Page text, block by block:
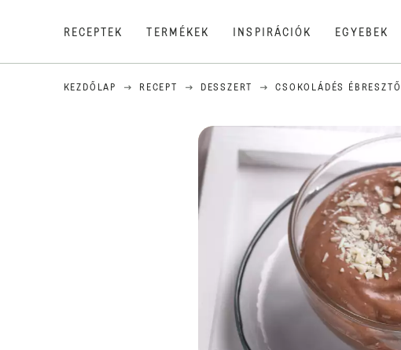
RECEPTEK TERMÉKEK INSPIRÁCIÓK EGYEBEK
KEZDŐLAP RECEPT DESSZERT CSOKOLÁDÉS ÉBRESZTŐ